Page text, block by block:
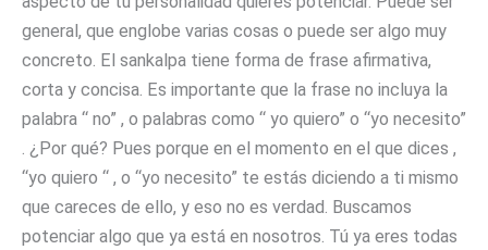
general, que englobe varias cosas o puede ser algo muy
concreto. El sankalpa tiene forma de frase afirmativa,
corta y concisa. Es importante que la frase no incluya la
palabra “ no” , o palabras como “ yo quiero” o “yo necesito”
. ¿Por qué? Pues porque en el momento en el que dices ,
“yo quiero “ , o “yo necesito” te estás diciendo a ti mismo
que careces de ello, y eso no es verdad. Buscamos
potenciar algo que ya está en nosotros. Tú ya eres todas